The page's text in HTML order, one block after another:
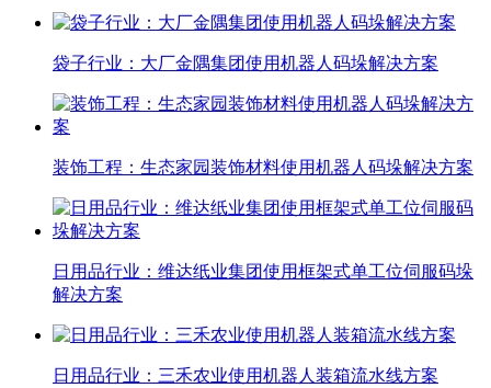
袋子行业：大厂金隅集团使用机器人码垛解决方案
装饰工程：生态家园装饰材料使用机器人码垛解决方案
日用品行业：维达纸业集团使用框架式单工位伺服码垛
解决方案
日用品行业：三禾农业使用机器人装箱流水线方案